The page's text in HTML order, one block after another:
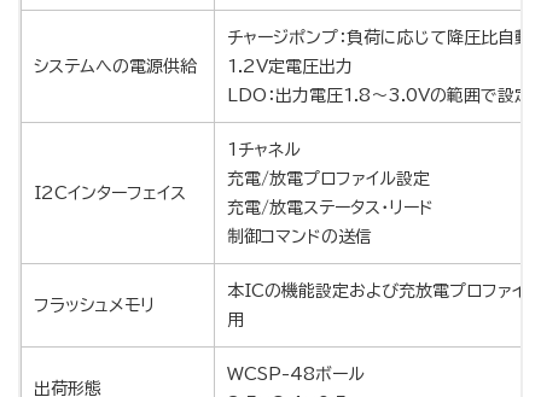
システムへの電源供給
チャージポンプ：負荷に応じて降圧比自動
1.2V定電圧出力
LDO：出力電圧1.8～3.0Vの範囲で設定
I2Cインターフェイス
1チャネル
充電/放電プロファイル設定
充電/放電ステータス・リード
制御コマンドの送信
フラッシュメモリ
本ICの機能設定および充放電プロファイ
用
出荷形態
WCSP-48ボール